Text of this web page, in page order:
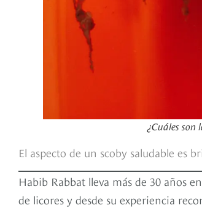
¿Cuáles
El aspecto de un scoby saludable es
Habib Rabbat lleva más de 30 años
de licores y desde su experiencia